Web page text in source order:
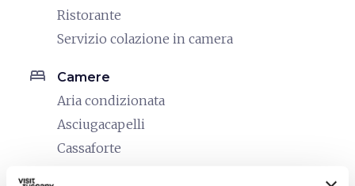
Ristorante
Servizio colazione in camera
bed Camere
Aria condizionata
Asciugacapelli
Cassaforte